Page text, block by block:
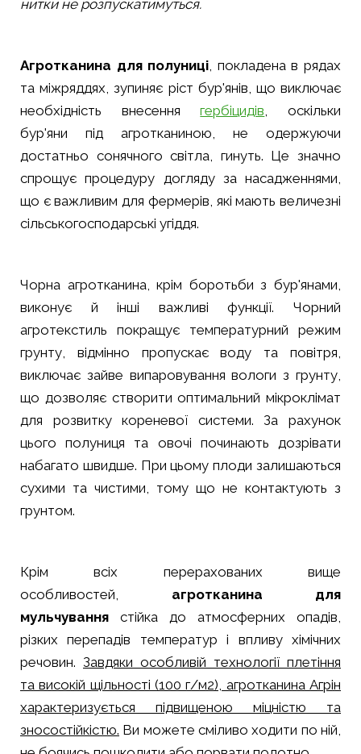
нитки не розпускатимуться.
Агротканина для полуниці , покладена в рядах
та міжряддях, зупиняє ріст бур'янів, що виключає
необхідність внесеннягербіцидів , оскільки
бур'яни під агротканиною, не одержуючи
достатньо сонячного світла, гинуть. Це значно
спрощує процедуру догляду за насадженнями,
що є важливим для фермерів, які мають величезні
сільськогосподарські угіддя.
Чорна агротканина, крім боротьби з бур'янами,
виконує й інші важливі функції. Чорний
агротекстиль покращує температурний режим
грунту, відмінно пропускає воду та повітря,
виключає зайве випаровування вологи з грунту,
що дозволяє створити оптимальний мікроклімат
для розвитку кореневої системи. За рахунок
цього полуниця та овочі починають дозрівати
набагато швидше. При цьому плоди залишаються
сухими та чистими, тому що не контактують з
грунтом.
Крім всіх перерахованих вище
особливостей, агротканина для
мульчування стійка до атмосферних опадів,
різких перепадів температур і впливу хімічних
речовин. Завдяки особливій технології плетіння
та високій щільності (100 г/м2), агротканина Агрін
характеризується підвищеною міцністю та
зносостійкістю. Ви можете сміливо ходити по ній,